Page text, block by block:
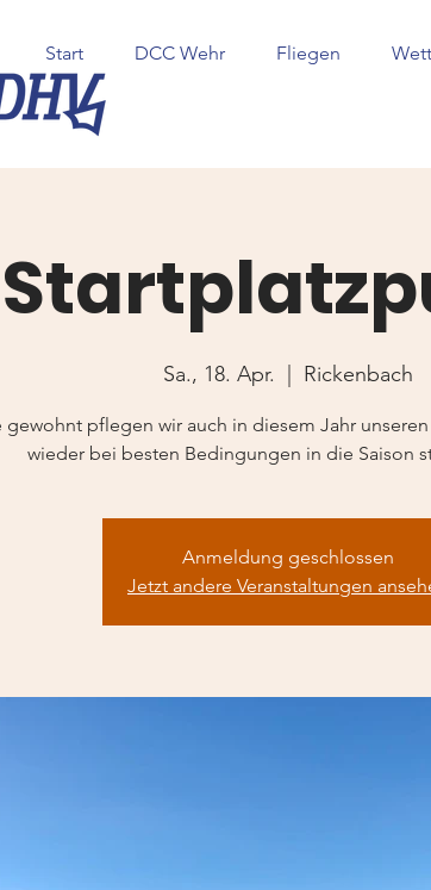
Start DCC Wehr Fliegen
Sa., 18. Apr. Rickenbach
gewohnt pflegen wir auch in diesem Jahr unseren
wieder bei besten Bedingungen in die Saison
Anmeldung geschlossen
Jetzt andere Veranstaltungen